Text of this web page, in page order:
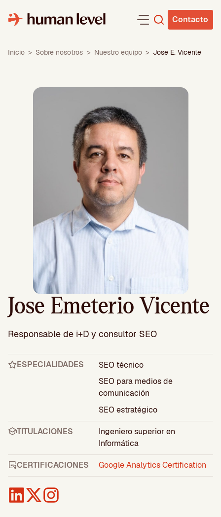
contenido
Contacto
Inicio > Sobre nosotros > Nuestro equipo > Jose E. Vicente
Jose Emeterio Vicente
Responsable de i+D y consultor SEO
ESPECIALIDADES
SEO técnico
SEO para medios de
comunicación
SEO estratégico
TITULACIONES
Ingeniero superior en
Informática
CERTIFICACIONES Google Analytics Certification